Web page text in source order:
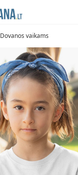
Dovanos vaikams